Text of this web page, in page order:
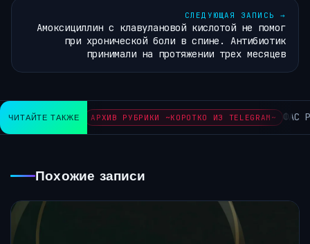
СЛЕДУЮЩАЯ ЗАПИСЬ →
Амоксициллин с клавулановой кислотой не помог
при хронической боли в спине. Антибиотик
принимали на протяжении трех месяцев
ЧИТАЙТЕ ТАКЖЕАРХИВ РУБРИКИ ~КОРОТКО ИЗ TELEGRAM~ ФАС
Похожие записи